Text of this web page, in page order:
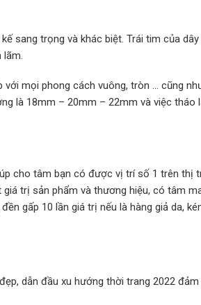
sang trọng và khác biệt. Trái tim của
lãm.
mọi phong cách vuông, tròn … cũng
là 18mm – 20mm – 22mm và việc tháo
cho tâm bạn có được vị trí số 1 trên thị
trị sản phẩm và thương hiệu, có tâm
gấp 10 lần giá trị nếu là hàng giả da,
dẫn đầu xu hướng thời trang 2022